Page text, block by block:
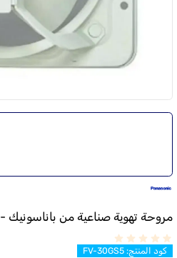
مروحة تهوية صناعية من باناسونيك - 220 فولت، ضغط عالي
كود المنتج:
FV-30GS5